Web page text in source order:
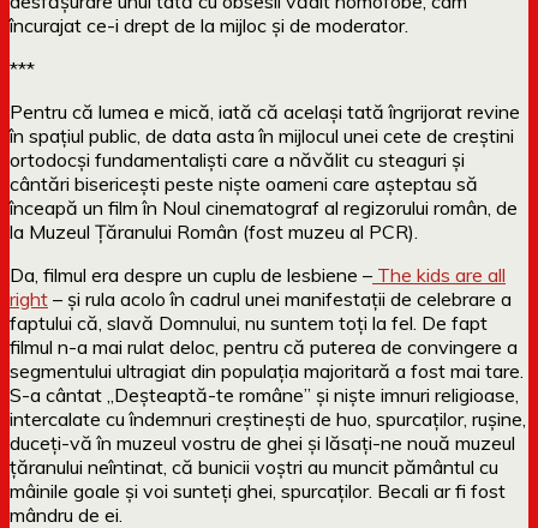
încurajat ce-i drept de la mijloc și de moderator.
***
Pentru că lumea e mică, iată că același tată îngrijorat revine
în spațiul public, de data asta în mijlocul unei cete de creștini
ortodocși fundamentaliști care a năvălit cu steaguri și
cântări bisericești peste niște oameni care așteptau să
înceapă un film în Noul cinematograf al regizorului român, de
la Muzeul Țăranului Român (fost muzeu al PCR).
Da, filmul era despre un cuplu de lesbiene – The kids are all
right – și rula acolo în cadrul unei manifestații de celebrare a
faptului că, slavă Domnului, nu suntem toți la fel. De fapt
filmul n-a mai rulat deloc, pentru că puterea de convingere a
segmentului ultragiat din populația majoritară a fost mai tare.
S-a cântat „Deșteaptă-te române” și niște imnuri religioase,
intercalate cu îndemnuri creștinești de huo, spurcaților, rușine,
duceți-vă în muzeul vostru de ghei și lăsați-ne nouă muzeul
țăranului neîntinat, că bunicii voștri au muncit pământul cu
mâinile goale și voi sunteți ghei, spurcaților. Becali ar fi fost
mândru de ei.